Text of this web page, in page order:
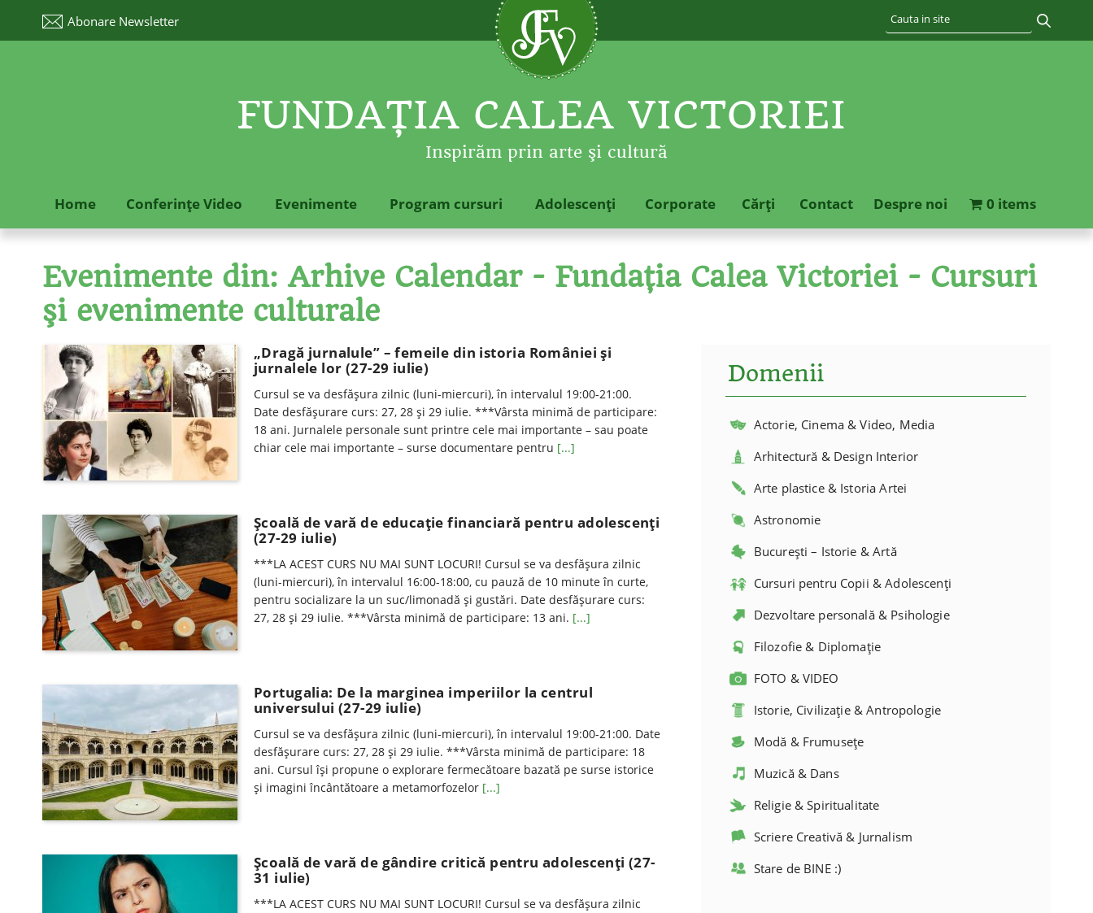
Abonare Newsletter
FUNDAŢIA CALEA VICTORIEI
Inspirăm prin arte şi cultură
Home Conferinţe Video Evenimente Program cursuri Adolescenţi Corporate Cărţi Contact Despre noi 0 items
Evenimente din: Arhive Calendar - Fundaţia Calea Victoriei - Cursuri
şi evenimente culturale
„Dragă jurnalule” – femeile din istoria României şi
jurnalele lor (27-29 iulie)
Cursul se va desfăşura zilnic (luni-miercuri), în intervalul 19:00-21:00.
Date desfăşurare curs: 27, 28 şi 29 iulie. ***Vârsta minimă de participare:
18 ani. Jurnalele personale sunt printre cele mai importante – sau poate
chiar cele mai importante – surse documentare pentru [...]
Şcoală de vară de educaţie financiară pentru adolescenţi
(27-29 iulie)
***LA ACEST CURS NU MAI SUNT LOCURI! Cursul se va desfăşura zilnic
(luni-miercuri), în intervalul 16:00-18:00, cu pauză de 10 minute în curte,
pentru socializare la un suc/limonadă şi gustări. Date desfăşurare curs:
27, 28 şi 29 iulie. ***Vârsta minimă de participare: 13 ani. [...]
Portugalia: De la marginea imperiilor la centrul
universului (27-29 iulie)
Cursul se va desfăşura zilnic (luni-miercuri), în intervalul 19:00-21:00. Date
desfăşurare curs: 27, 28 şi 29 iulie. ***Vârsta minimă de participare: 18
ani. Cursul își propune o explorare fermecătoare bazată pe surse istorice
și imagini încântătoare a metamorfozelor [...]
Şcoală de vară de gândire critică pentru adolescenţi (27-
31 iulie)
***LA ACEST CURS NU MAI SUNT LOCURI! Cursul se va desfăşura zilnic
Domenii
Actorie, Cinema & Video, Media
Arhitectură & Design Interior
Arte plastice & Istoria Artei
Astronomie
București – Istorie & Artă
Cursuri pentru Copii & Adolescenți
Dezvoltare personală & Psihologie
Filozofie & Diplomație
FOTO & VIDEO
Istorie, Civilizație & Antropologie
Modă & Frumusețe
Muzică & Dans
Religie & Spiritualitate
Scriere Creativă & Jurnalism
Stare de BINE :)